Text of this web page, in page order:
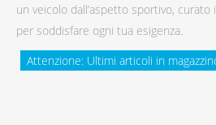
un veicolo dall’aspetto sportivo,
per soddisfare ogni tua esigenza.
Attenzione: Ultimi articoli in